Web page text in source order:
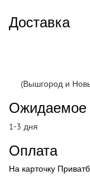
Доставка
(Вышгород и
Ожидаемое
1-3 дня
Оплата
На карточку